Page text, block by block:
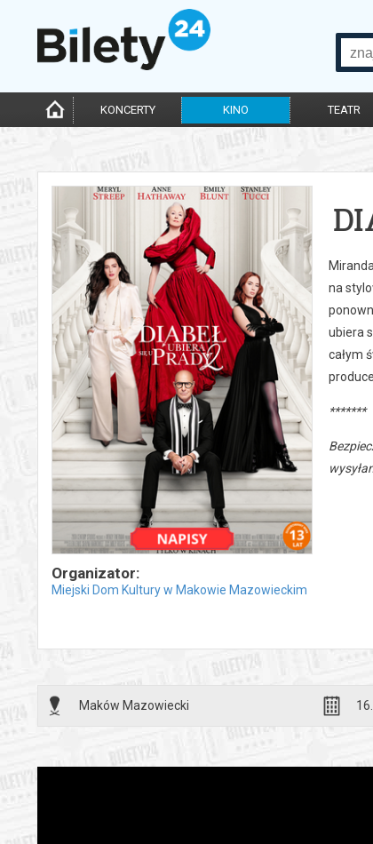
KONCERTY KINO TEATR
Organizator:
Miejski Dom Kultury w Makowie Mazowieckim
na
ubiera
całym
*******
Maków Mazowiecki